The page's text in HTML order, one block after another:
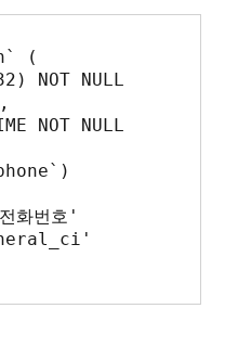
(
NOT NULL
NOT NULL
화번호'